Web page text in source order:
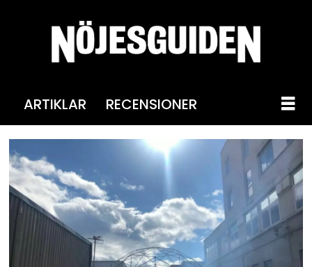
ARTIKLAR RECENSIONER